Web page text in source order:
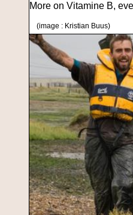
More on Vitamine B,
(image : Kristian Buus)